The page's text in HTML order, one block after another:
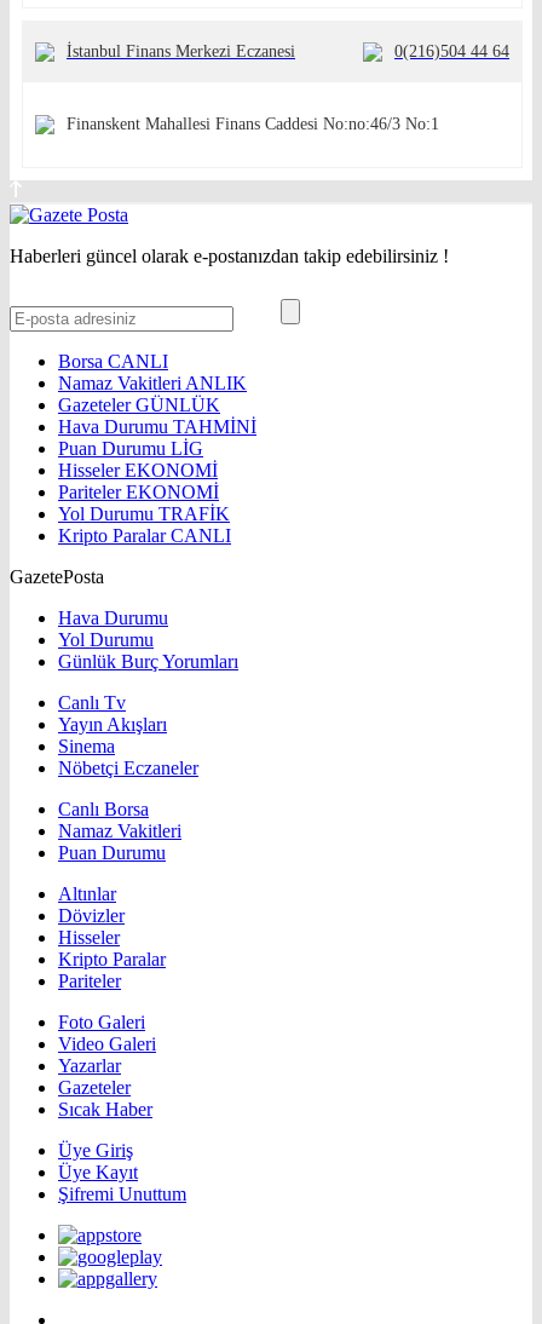
İstanbul Finans Merkezi Eczanesi 0(216)504 44 64
Finanskent Mahallesi Finans Caddesi No:no:46/3 No:1
Haberleri güncel olarak e-postanızdan takip edebilirsiniz !
Borsa CANLI
Namaz Vakitleri ANLIK
GazetelerGÜNLÜK
Hava Durumu TAHMİNİ
Puan Durumu LİG
HisselerEKONOMİ
ParitelerEKONOMİ
Yol Durumu TRAFİK
Kripto ParalarCANLI
GazetePosta
Hava Durumu
Yol Durumu
Günlük Burç Yorumları
Canlı Tv
Yayın Akışları
Sinema
Nöbetçi Eczaneler
Canlı Borsa
Namaz Vakitleri
Puan Durumu
Altınlar
Dövizler
Hisseler
Kripto Paralar
Pariteler
Foto Galeri
Video Galeri
Yazarlar
Gazeteler
Sıcak Haber
Üye Giriş
Üye Kayıt
Şifremi Unuttum